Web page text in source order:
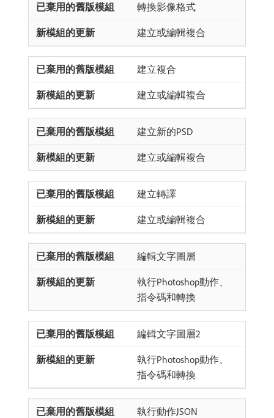
轉換影像格式
建立或編輯複合
建立複合
建立或編輯複合
建立新的PSD
建立或編輯複合
建立轉譯
建立或編輯複合
編輯文字圖層
執行Photoshop動作、
指令碼和轉換
編輯文字圖層2
執行Photoshop動作、
指令碼和轉換
執行動作JSON